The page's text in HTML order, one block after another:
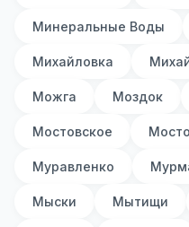
Минеральные Воды
Михайловка
Можга Моздок
Мостовское
Муравленко
Мыски Мытищи